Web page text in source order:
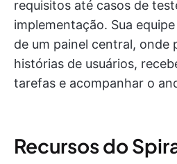
requisitos até casos de
implementação. Sua
de um painel central, onde
histórias de usuários,
tarefas e acompanhar o
Recursos do